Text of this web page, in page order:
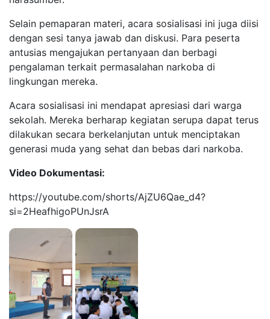
Selain pemaparan materi, acara sosialisasi ini juga diisi
dengan sesi tanya jawab dan diskusi. Para peserta
antusias mengajukan pertanyaan dan berbagi
pengalaman terkait permasalahan narkoba di
lingkungan mereka.
Acara sosialisasi ini mendapat apresiasi dari warga
sekolah. Mereka berharap kegiatan serupa dapat terus
dilakukan secara berkelanjutan untuk menciptakan
generasi muda yang sehat dan bebas dari narkoba.
Video Dokumentasi:
https://youtube.com/shorts/AjZU6Qae_d4?
si=2HeafhigoPUnJsrA